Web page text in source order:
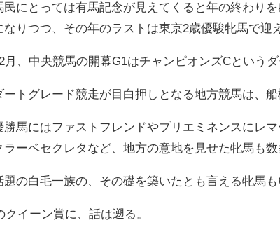
民にとっては有馬記念が見えてくると年の終わり
なりつつ、その年のラストは東京2歳優駿牝馬で
月、中央競馬の開幕G1はチャンピオンズCという
ートグレード競走が目白押しとなる地方競馬は、
勝馬にはファストフレンドやプリエミネンスにレ
ラーベセクレタなど、地方の意地を見せた牝馬も数
題の白毛一族の、その礎を築いたとも言える牝馬も
クイーン賞に、話は遡る。